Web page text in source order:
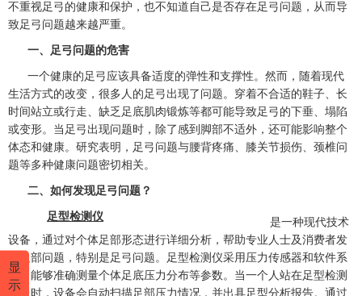
不重视足弓的健康和保护，也不知道自己是否存在足弓问题，从而导
致足弓问题越来越严重。
一、足弓问题的危害
一个健康的足弓应该具备适度的弹性和支撑性。然而，随着现代
生活方式的改变，很多人的足弓出现了问题。穿着不合适的鞋子、长
时间站立或行走、缺乏足底肌肉锻炼等都可能导致足弓的下垂、塌陷
或变形。当足弓出现问题时，除了感到脚部不适外，还可能影响整个
体态和健康。研究表明，足弓问题与腰背疼痛、膝关节损伤、颈椎问
题等多种健康问题密切相关。
二、如何发现足弓问题？
足型检测仪
是一种现代技术
设备，通过对个体足部形态进行详细分析，帮助专业人士及消费者发
现足部问题，特别是足弓问题。足型检测仪采用压力传感器和软件系
统，能够准确测量个体足底压力分布等参数。当一个人站在足型检测
仪上时，设备会自动扫描足部压力情况，并出具足型分析报告。通过
显
示